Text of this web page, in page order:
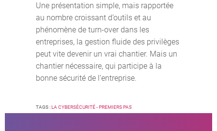
Une présentation simple, mais rapportée
au nombre croissant d’outils et au
phénomène de turn-over dans les
entreprises, la gestion fluide des privilèges
peut vite devenir un vrai chantier. Mais un
chantier nécessaire, qui participe à la
bonne sécurité de l’entreprise.
TAGS :LA CYBERSÉCURITÉ - PREMIERS PAS